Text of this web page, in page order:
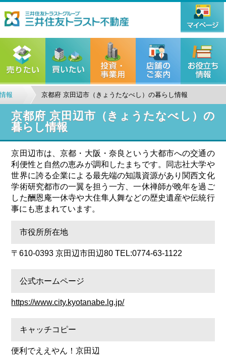
報 京都府 京田辺市（きょうたなべし）の暮らし情報
京都府 京田辺市（きょうたなべし）の
暮らし情報
京田辺市は、京都・大阪・奈良という大都市への交通の
利便性と自然の恵みが調和したまちです。同志社大学や
世界に誇る企業による最先端の知識資源があり関西文化
学術研究都市の一翼を担う一方、一休禅師が晩年を過ご
した酬恩庵一休寺や大住隼人舞などの歴史遺産や伝統行
事にも恵まれています。
市役所所在地
〒610-0393 京田辺市田辺80 TEL:0774-63-1122
公式ホームページ
https://www.city.kyotanabe.lg.jp/
キャッチコピー
便利でええやん！京田辺